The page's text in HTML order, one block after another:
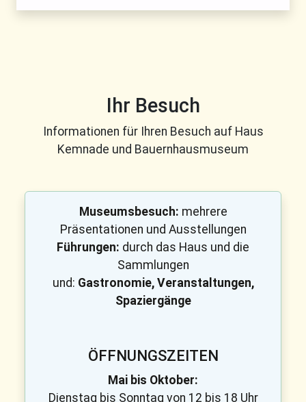
Ihr Besuch
Informationen für Ihren Besuch auf Haus
Kemnade und Bauernhausmuseum
Museumsbesuch: mehrere
Präsentationen und Ausstellungen
Führungen: durch das Haus und die
Sammlungen
und: Gastronomie, Veranstaltungen,
Spaziergänge
ÖFFNUNGSZEITEN
Mai bis Oktober:
Dienstag bis Sonntag von 12 bis 18 Uhr